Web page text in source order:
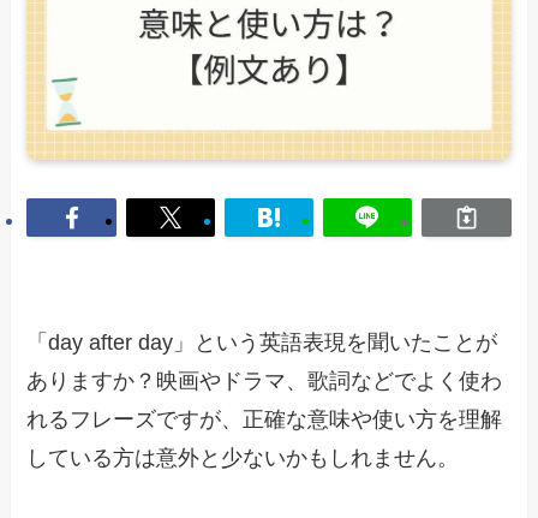
「day after day」という英語表現を聞いたことが
ありますか？映画やドラマ、歌詞などでよく使わ
れるフレーズですが、正確な意味や使い方を理解
している方は意外と少ないかもしれません。